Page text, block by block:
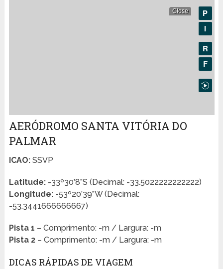
AERÓDROMO SANTA VITÓRIA DO
PALMAR
ICAO:SSVP
Latitude:-33º30’8”S (Decimal: -33.5022222222222)
Longitude:-53º20’39”W (Decimal:
-53.3441666666667)
Pista 1 – Comprimento: -m / Largura: -m
Pista 2– Comprimento: -m / Largura: -m
DICAS RÁPIDAS DE VIAGEM